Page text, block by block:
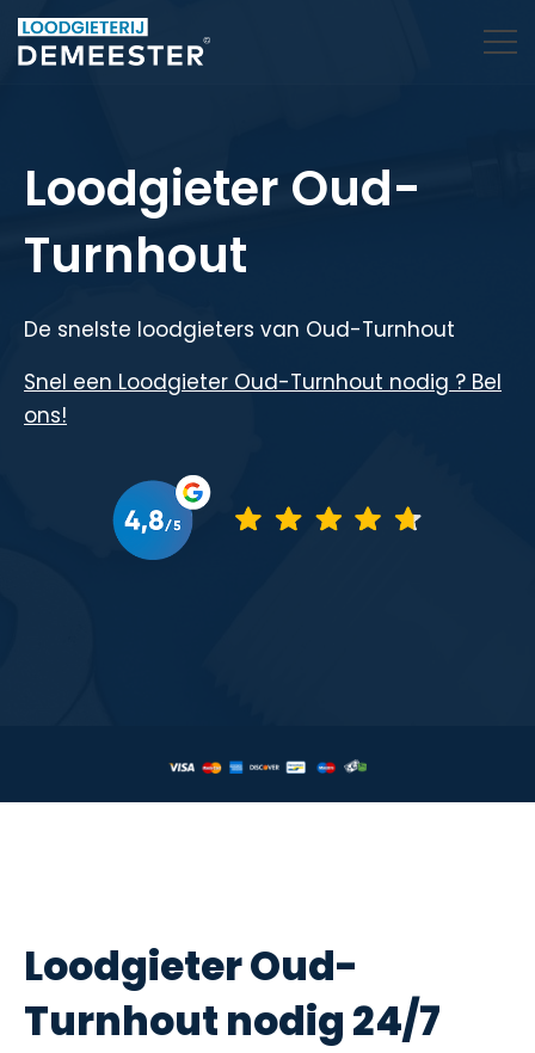
Loodgieter Oud-
Turnhout
De snelste loodgieters van Oud-Turnhout
Snel een Loodgieter Oud-Turnhout nodig ? Bel
ons!
Loodgieter Oud-
Turnhout nodig 24/7